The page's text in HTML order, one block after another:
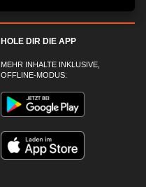
HOLE DIR DIE APP
MEHR INHALTE INKLUSIVE,
OFFLINE-MODUS: